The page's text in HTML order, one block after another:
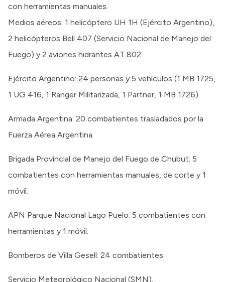
con herramientas manuales.
Medios aéreos: 1 helicóptero UH 1H (Ejército Argentino),
2 helicópteros Bell 407 (Servicio Nacional de Manejo del
Fuego) y 2 aviones hidrantes AT 802.
Ejército Argentino: 24 personas y 5 vehículos (1 MB 1725,
1 UG 416, 1 Ranger Militarizada, 1 Partner, 1 MB 1726).
Armada Argentina: 20 combatientes trasladados por la
Fuerza Aérea Argentina.
Brigada Provincial de Manejo del Fuego de Chubut: 5
combatientes con herramientas manuales, de corte y 1
móvil.
APN Parque Nacional Lago Puelo: 5 combatientes con
herramientas y 1 móvil.
Bomberos de Villa Gesell: 24 combatientes.
Servicio Meteorológico Nacional (SMN).